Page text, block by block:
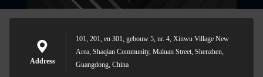
Address
101, 201, en 301, gebouw 5, nr. 4, Xinwu Village New
Area, Shaqian Community, Maluan Street, Shenzhen,
Guangdong, China